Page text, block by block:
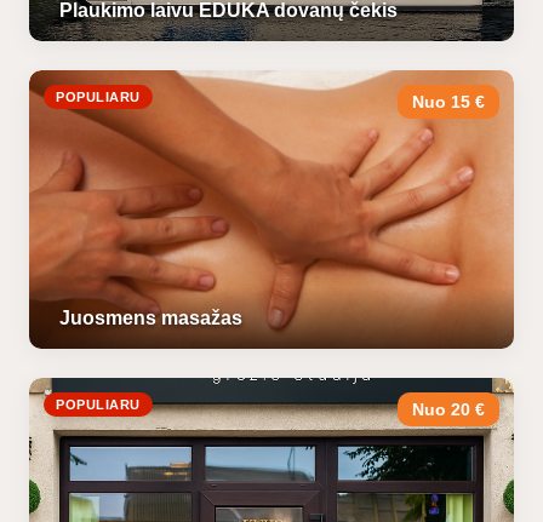
Plaukimo laivu EDUKA dovanų čekis
POPULIARU Nuo 15 €
Juosmens masažas
POPULIARU Nuo 20 €